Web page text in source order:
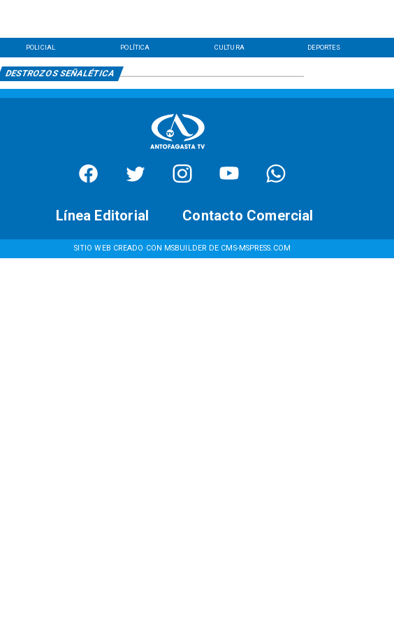
POLICIAL POLÍTICA CULTURA DEPORTES
DESTROZOS SEÑALÉTICA
SITIO WEB CREADO CON MSBUILDER DE CMS-MSPRESS.COM
Contacto Comercial
Línea Editorial